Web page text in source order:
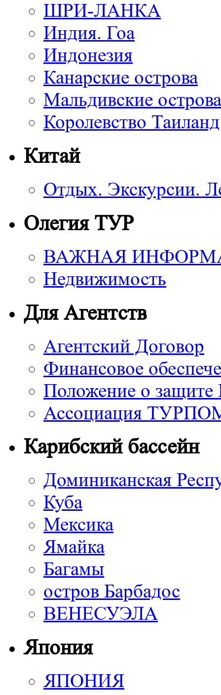
ШРИ-ЛАНКА
Индия. Гоа
Индонезия
Канарские острова
Мальдивские острова
Королевство Таиланд
Китай
Отдых. Экскурсии.
Олегия ТУР
ВАЖНАЯ
Недвижимость
Для Агентств
Агентский Договор
Финансовое
Положение о
Ассоциация
Карибский бассейн
Доминиканская
Куба
Мексика
Ямайка
Багамы
остров Барбадос
ВЕНЕСУЭЛА
Япония
ЯПОНИЯ